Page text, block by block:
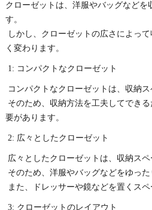
クローゼットは、洋服やバッグなどを
す。
しかし、クローゼットの広さによっ
く変わります。
1: コンパクトなクローゼット
コンパクトなクローゼットは、収納ス
そのため、収納方法を工夫してでき
要があります。
2: 広々としたクローゼット
広々としたクローゼットは、収納スペ
そのため、洋服やバッグなどをゆった
また、ドレッサーや鏡などを置くスペ
3: クローゼットのレイアウト